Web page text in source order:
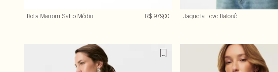
Bota Marrom Salto Médio R$ 979,00 Jaqueta Leve Balonê